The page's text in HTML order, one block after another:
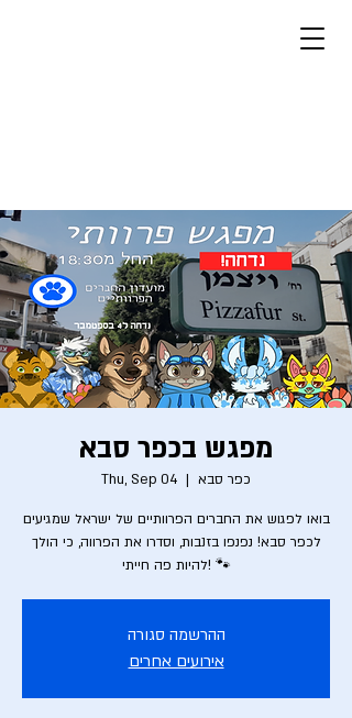
מפגש בכפר סבא
Thu, Sep 04
  |
כפר סבא
בואו לפגוש את החברים הפרוותיים של ישראל שמגיעים
לכפר סבא! נפנפו בזנבות, וסדרו את הפרווה, כי הולך
להיות פה חייתי! 🐾
ההרשמה סגורה
אירועים אחרים